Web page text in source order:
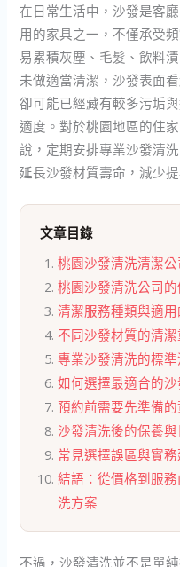
在日常生活中，沙發是客
用的家具之一，不僅承受
易累積灰塵、毛髮、飲料
未做適當清潔，沙發表面
卻可能已經藏有較多污垢
適度。對於桃園地區的住
說，定期安排專業沙發清
延長沙發材質壽命，減少
文章目錄
桃園沙發清洗清潔
桃園沙發清洗公司
清潔服務種類與適
不同沙發材質的清
專業沙發清洗的標
如何選擇最適合的
預約前需要先準備
沙發清洗後的保養
常見選擇誤區與實
結語：從價格到服
洗方案
不過，沙發清洗並不是單